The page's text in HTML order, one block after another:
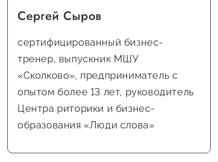
социальной сфере
О центре
мероприятия
Проекты
Поддержка центра
Онлайн-витрина
производства
Нормативные
Центр поддержки экспорта
Справочник
предпринимателя
Органы власти
Организации,
предоставляющие поддержку
Интерактивные сервисы
Сергей Сыров
сертифицированный бизнес-
тренер, выпускник МШУ
«Сколково», предприниматель с
опытом более 13 лет, руководитель
Центра риторики и бизнес-
образования «Люди слова»